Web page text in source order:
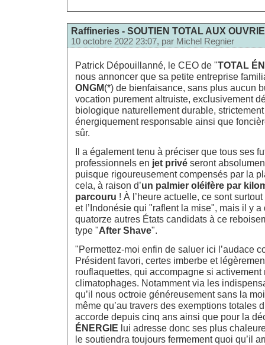
Raffineries - SOUTIEN TOTAL AUX
10 octobre 2022 23:07, par Michel Regnier
Patrick Dépouillanné, le CEO de "TOTAL
nous annoncer que sa petite entreprise
ONGM(*) de bienfaisance, sans plus aucun
vocation purement altruiste, exclusivement
biologique naturellement durable,
énergiquement responsable ainsi que
sûr.
Il a également tenu à préciser que tous ses
professionnels en jet privé seront
puisque rigoureusement compensés par la
cela, à raison d’un palmier oléifère par
parcouru ! À l’heure actuelle, ce sont
et l’Indonésie qui "raflent la mise", mais il y
quatorze autres États candidats à ce
type "After Shave".
"Permettez-moi enfin de saluer ici l’audace
Président favori, certes imberbe et
rouflaquettes, qui accompagne si activement
climatophages. Notamment via les
qu’il nous octroie généreusement sans la
même qu’au travers des exemptions totales
accorde depuis cinq ans ainsi que pour la
ÉNERGIE lui adresse donc ses plus
le soutiendra toujours fermement quoi qu’il